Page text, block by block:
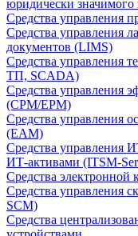
юридически значимого
Средства управления
Средства управления
документов (LIMS)
Средства управления
ТП, SCADA)
Средства управления
(CPM/EPM)
Средства управления
(EAM)
Средства управления
ИТ-активами (ITSM-
Средства электронной
Средства управления
SCM)
Средства